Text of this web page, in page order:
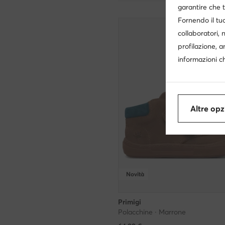
Novità
Primigi
Polacchine · Marrone
garantire che
Fornendo il
collaboratori,
profilazione,
informazioni
Altre